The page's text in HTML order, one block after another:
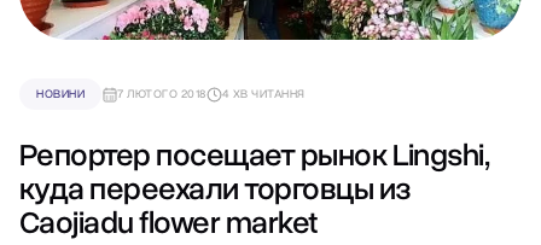
НОВИНИ 7 ЛЮТОГО 2018 4 ХВ ЧИТАННЯ
Репортер посещает рынок Lingshi,
куда переехали торговцы из
Caojiadu flower market